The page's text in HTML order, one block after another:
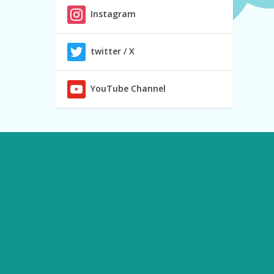
Instagram
twitter / X
YouTube Channel